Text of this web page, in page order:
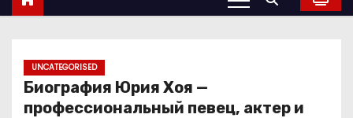
UNCATEGORISED
Биография Юрия Хоя —
профессиональный певец, актер и